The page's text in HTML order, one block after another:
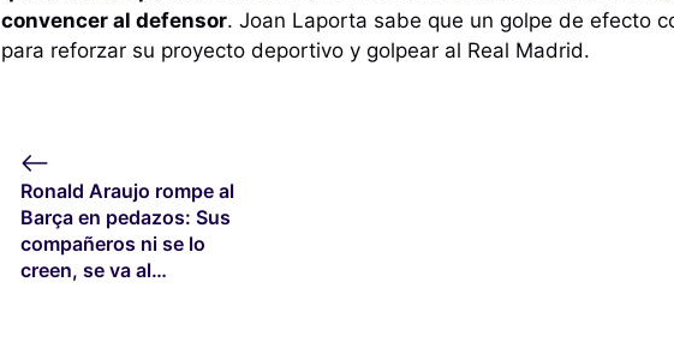
convencer al defensor. Joan Laporta sabe que un golpe de efecto
para reforzar su proyecto deportivo y golpear al Real Madrid.
Ronald Araujo rompe al
Barça en pedazos: Sus
compañeros ni se lo
creen, se va al…